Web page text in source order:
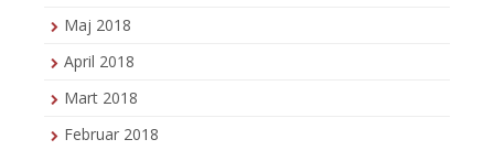
Maj 2018
April 2018
Mart 2018
Februar 2018